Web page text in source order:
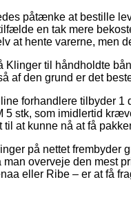
påtænke at bestille
en tak mere
at hente varerne, men
Klinger til håndholdte
af den grund er det
forhandlere tilbyder 1
5 stk, som imidlertid
til at kunne nå at få
på nettet frembyder
man overveje den mest
eller Ribe – er at få